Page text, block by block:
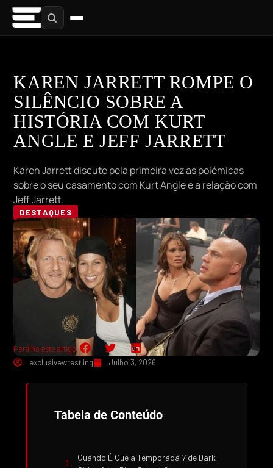
KAREN JARRETT ROMPE O
SILÊNCIO SOBRE A
HISTÓRIA COM KURT
ANGLE E JEFF JARRETT
Karen Jarrett discute pela primeira vez as polémicas
sobre o seu casamento com Kurt Angle e a relação com
Jeff Jarrett.
DESTAQUES
Partilha este artigo:
exclusivewrestling
Julho 3, 2026
Tabela de Conteúdo
Quando É Que a Temporada 7 de Dark